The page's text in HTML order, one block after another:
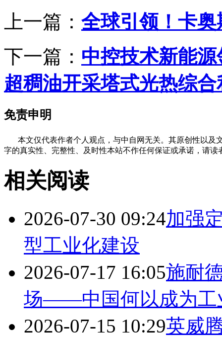
上一篇： 全球引领！卡
下一篇： 中控技术新能
超稠油开采塔式光热综
免责申明
本文仅代表作者个人观点，与中自网无关。其原创性以及
字的真实性、完整性、及时性本站不作任何保证或承诺，请
相关阅读
2026-07-30 09:24加强
型工业化建设
2026-07-17 16:05施耐
场——中国何以成为工
2026-07-15 10:29英威